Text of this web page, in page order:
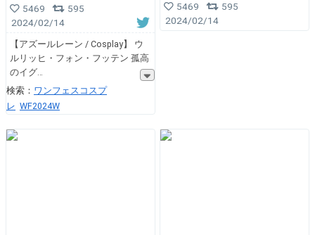
5469
595
2024/02/14
【アズールレーン / Cosplay】 ウ
ルリッヒ・フォン・フッテン 孤高
のイグ
検索： ワンフェスコスプ
レ WF2024W
5469
595
2024/02/14